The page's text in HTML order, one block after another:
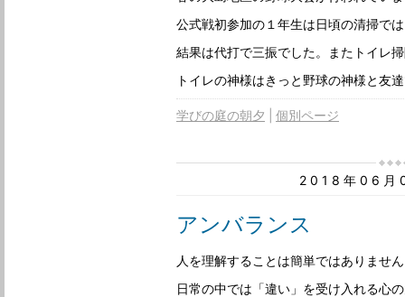
公式戦初参加の１年生は日頃の清掃で
結果は代打で三振でした。またトイレ
トイレの神様はきっと野球の神様と友
学びの庭の朝夕 個別ページ
2018年06月
アンバランス
人を理解することは簡単ではありませ
日常の中では「違い」を受け入れる心